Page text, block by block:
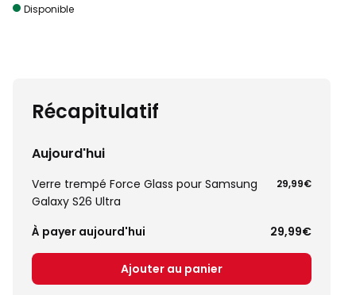
Disponible
Récapitulatif
Aujourd'hui
Verre trempé Force Glass pour Samsung
Galaxy S26 Ultra
29,99€
À payer aujourd'hui 29,99€
Ajouter au panier